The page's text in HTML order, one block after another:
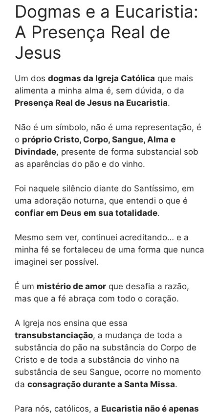
Dogmas e a Eucaristia:
A Presença Real de
Jesus
Um dos dogmas da Igreja Católica que mais
alimenta a minha alma é, sem dúvida, o da
Presença Real de Jesus na Eucaristia.
Não é um símbolo, não é uma representação, é
o próprio Cristo, Corpo, Sangue, Alma e
Divindade, presente de forma substancial sob
as aparências do pão e do vinho.
Foi naquele silêncio diante do Santíssimo, em
uma adoração noturna, que entendi o que é
confiar em Deus em sua totalidade.
Mesmo sem ver, continuei acreditando… e a
minha fé se fortaleceu de uma forma que nunca
imaginei ser possível.
É um mistério de amor que desafia a razão,
mas que a fé abraça com todo o coração.
A Igreja nos ensina que essa
transubstanciação, a mudança de toda a
substância do pão na substância do Corpo de
Cristo e de toda a substância do vinho na
substância de seu Sangue, ocorre no momento
da consagração durante a Santa Missa.
Para nós, católicos, a Eucaristia não é apenas